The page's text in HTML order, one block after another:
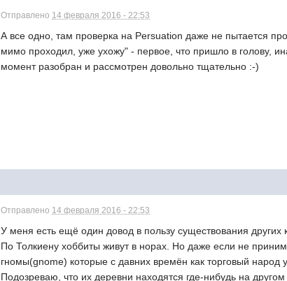
Отправлено 14 февраля 2016 - 22:53
А все одно, там проверка на Persuation даже не пытается
мимо проходил, уже ухожу" - первое, что пришло в голову,
момент разобран и рассмотрен довольно тщательно :-)
Отправлено 14 февраля 2016 - 22:53
У меня есть ещё один довод в пользу существования других
По Толкиену хоббиты живут в норах. Но даже если не
гномы(gnome) которые с давних времён как торговый
Подозреваю, что их деревни находятся где-нибудь на другом